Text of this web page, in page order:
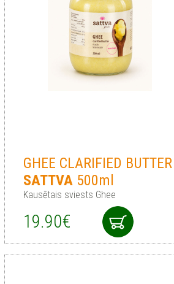
GHEE CLARIFIED BUTTER
SATTVA500ml
Kausētais sviests Ghee
19.90€